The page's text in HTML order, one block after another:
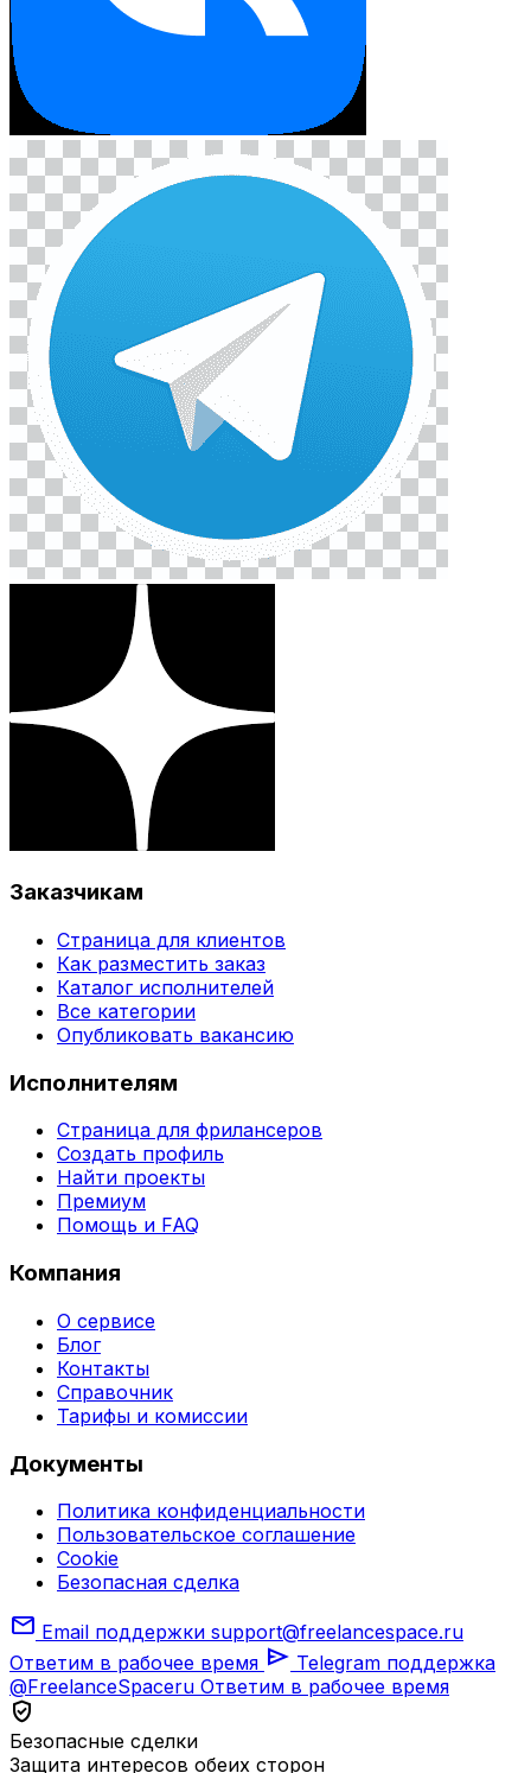
Заказчикам
Страница для клиентов
Как разместить заказ
Каталог исполнителей
Все категории
Опубликовать вакансию
Исполнителям
Страница для фрилансеров
Создать профиль
Найти проекты
Премиум
Помощь и FAQ
Компания
О сервисе
Блог
Контакты
Справочник
Тарифы и комиссии
Документы
Политика конфиденциальности
Пользовательское соглашение
Cookie
Безопасная сделка
mail Email поддержки support@freelancespace.ru
Ответим в рабочее время send Telegram поддержка
@FreelanceSpaceru Ответим в рабочее время
verified_user
Безопасные сделки
Защита интересов обеих сторон